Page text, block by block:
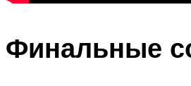
Финальные